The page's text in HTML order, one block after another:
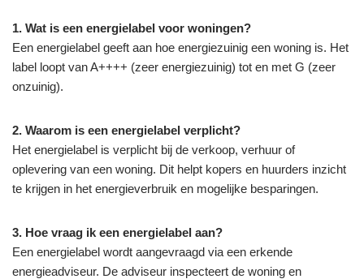
1. Wat is een energielabel voor woningen?
Een energielabel geeft aan hoe energiezuinig een woning is. Het
label loopt van A++++ (zeer energiezuinig) tot en met G (zeer
onzuinig).
2. Waarom is een energielabel verplicht?
Het energielabel is verplicht bij de verkoop, verhuur of
oplevering van een woning. Dit helpt kopers en huurders inzicht
te krijgen in het energieverbruik en mogelijke besparingen.
3. Hoe vraag ik een energielabel aan?
Een energielabel wordt aangevraagd via een erkende
energieadviseur. De adviseur inspecteert de woning en